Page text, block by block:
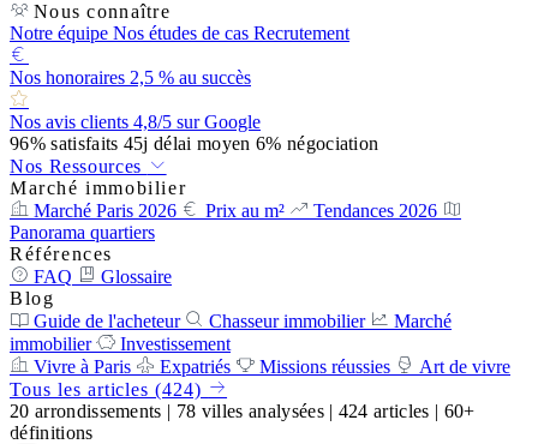
Nous connaître
Notre équipe Nos études de cas Recrutement
Nos honoraires 2,5 % au succès
Nos avis clients 4,8/5 sur Google
96%satisfaits 45j délai moyen 6% négociation
Nos Ressources
Marché immobilier
Marché Paris 2026
Prix au m²
Tendances 2026
Panorama quartiers
Références
FAQ
Glossaire
Blog
Guide de l'acheteur
Chasseur immobilier
Marché
immobilier
Investissement
Vivre à Paris
Expatriés Missions réussies
Art de vivre
Tous les articles (424)
20 arrondissements | 78 villes analysées | 424 articles | 60+
définitions